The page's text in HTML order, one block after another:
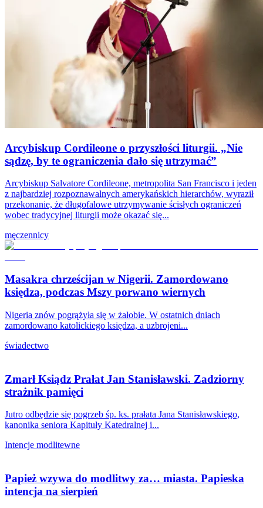
Arcybiskup Cordileone o przyszłości liturgii. „Nie
sądzę, by te ograniczenia dało się utrzymać”
Arcybiskup Salvatore Cordileone, metropolita San Francisco i jeden
z najbardziej rozpoznawalnych amerykańskich hierarchów, wyraził
przekonanie, że długofalowe utrzymywanie ścisłych ograniczeń
wobec tradycyjnej liturgii może okazać się...
męczennicy
Masakra chrześcijan w Nigerii. Zamordowano
księdza, podczas Mszy porwano wiernych
Nigeria znów pogrążyła się w żałobie. W ostatnich dniach
zamordowano katolickiego księdza, a uzbrojeni...
świadectwo
Zmarł Ksiądz Prałat Jan Stanisławski. Zadziorny
strażnik pamięci
Jutro odbędzie się pogrzeb śp. ks. prałata Jana Stanisławskiego,
kanonika seniora Kapituły Katedralnej i...
Intencje modlitewne
Papież wzywa do modlitwy za… miasta. Papieska
intencja na sierpień